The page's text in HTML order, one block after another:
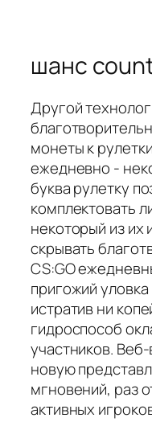
шанс
Другой
монеты к
ежедневно -
буква рулетку
комплектовать
некоторый из
скрывать
CS:GO
пригожий
истратив ни
гидроспособ
участников.
новую
мгновений, раз
активных